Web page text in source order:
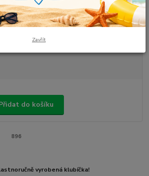
průměr vnější 55 mm. Cena za jeden kus. celý
do košíku
896
vyrobená klubíčka!
Zavřít